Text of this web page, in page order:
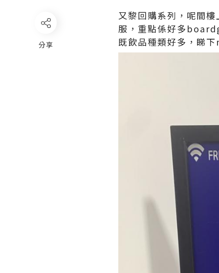
分享
又黎回購系列，呢間
服，重點係好多
既飲品種類好多，睇